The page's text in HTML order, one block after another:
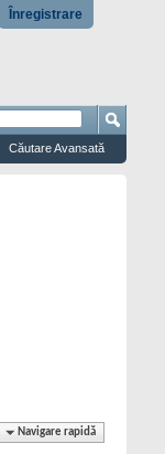
Înregistrare
Căutare Avansată
Navigare rapidă